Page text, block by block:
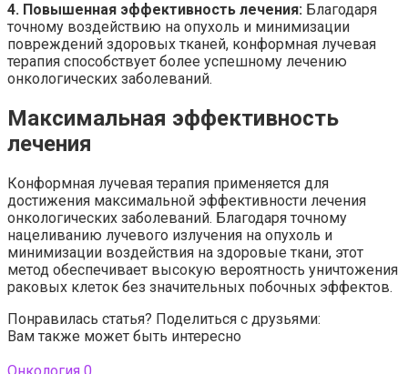
4. Повышенная эффективность лечения: Благодаря
точному воздействию на опухоль и минимизации
повреждений здоровых тканей, конформная лучевая
терапия способствует более успешному лечению
онкологических заболеваний.
Максимальная эффективность
лечения
Конформная лучевая терапия применяется для
достижения максимальной эффективности лечения
онкологических заболеваний. Благодаря точному
нацеливанию лучевого излучения на опухоль и
минимизации воздействия на здоровые ткани, этот
метод обеспечивает высокую вероятность уничтожения
раковых клеток без значительных побочных эффектов.
Понравилась статья? Поделиться с друзьями:
Вам также может быть интересно